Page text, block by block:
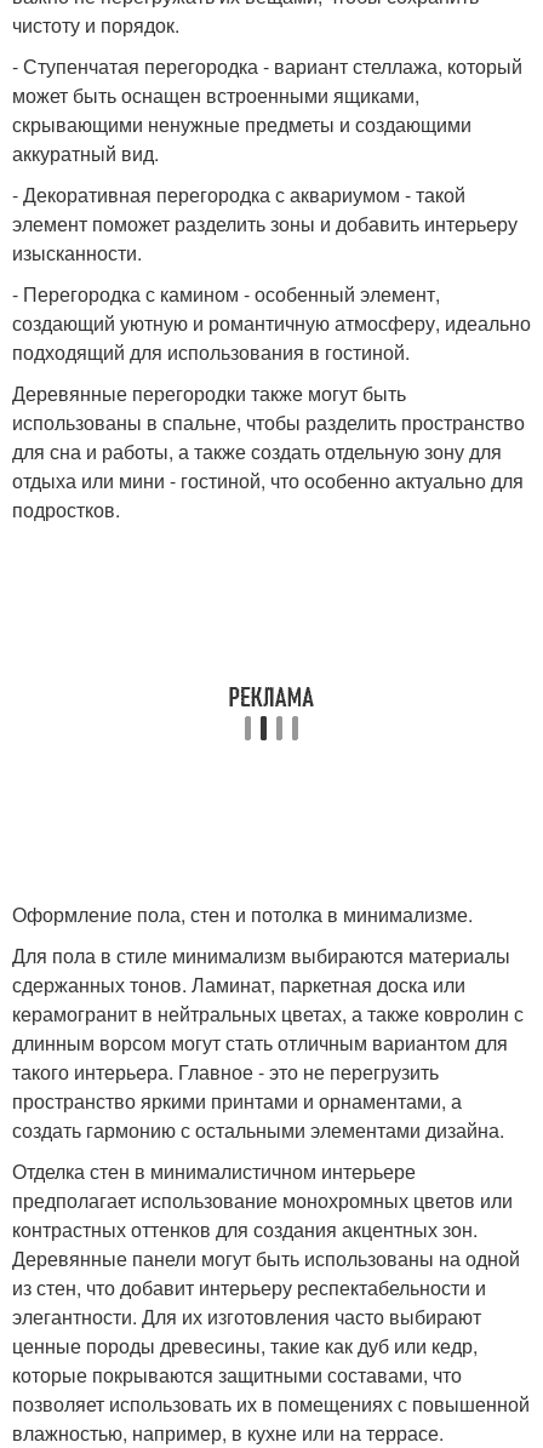
чистоту и порядок.
- Ступенчатая перегородка - вариант стеллажа, который
может быть оснащен встроенными ящиками,
скрывающими ненужные предметы и создающими
аккуратный вид.
- Декоративная перегородка с аквариумом - такой
элемент поможет разделить зоны и добавить интерьеру
изысканности.
- Перегородка с камином - особенный элемент,
создающий уютную и романтичную атмосферу, идеально
подходящий для использования в гостиной.
Деревянные перегородки также могут быть
использованы в спальне, чтобы разделить пространство
для сна и работы, а также создать отдельную зону для
отдыха или мини - гостиной, что особенно актуально для
подростков.
Оформление пола, стен и потолка в минимализме.
Для пола в стиле минимализм выбираются материалы
сдержанных тонов. Ламинат, паркетная доска или
керамогранит в нейтральных цветах, а также ковролин с
длинным ворсом могут стать отличным вариантом для
такого интерьера. Главное - это не перегрузить
пространство яркими принтами и орнаментами, а
создать гармонию с остальными элементами дизайна.
Отделка стен в минималистичном интерьере
предполагает использование монохромных цветов или
контрастных оттенков для создания акцентных зон.
Деревянные панели могут быть использованы на одной
из стен, что добавит интерьеру респектабельности и
элегантности. Для их изготовления часто выбирают
ценные породы древесины, такие как дуб или кедр,
которые покрываются защитными составами, что
позволяет использовать их в помещениях с повышенной
влажностью, например, в кухне или на террасе.